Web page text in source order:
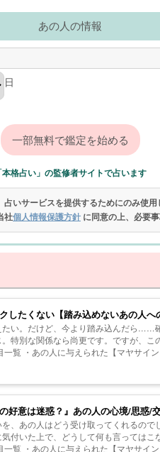
あの人の情報
日
本格占い」の監修者サイトで占います
いサービスを提供するためにのみ使
社個人情報保護方針 に同意の上、必要
したくない【踏み込めないあの人へ
い。だけど、今より踏み込んだら……
。特別な関係なら尚更です。ですが、
一覧 ・あの人に与えられた【マヤサイ
好意は迷惑？』あの人の心境/思惑/
、あの人はどう受け取ってくれるの
気付いた上で、どうして何も言っては
一覧 ・あの人に与えられた【マヤサイ